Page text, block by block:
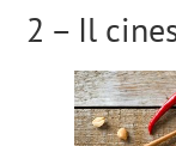
2 – Il